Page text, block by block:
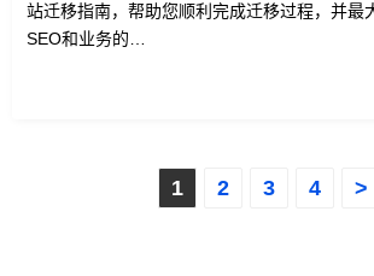
站迁移指南，帮助您顺利完成迁移过程，并最
SEO和业务的…
1 2 3 4 >